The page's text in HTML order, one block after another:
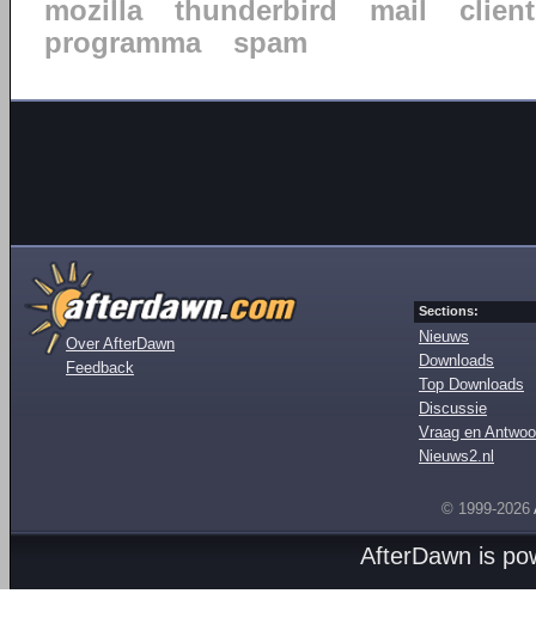
mozilla
thunderbird mail
client
programma
spam
Over AfterDawn
Feedback
Sections:
Nieuws
Downloads
Top Downloads
Discussie
Vraag en
Nieuws2.nl
© 1999-2026
AfterDawn is